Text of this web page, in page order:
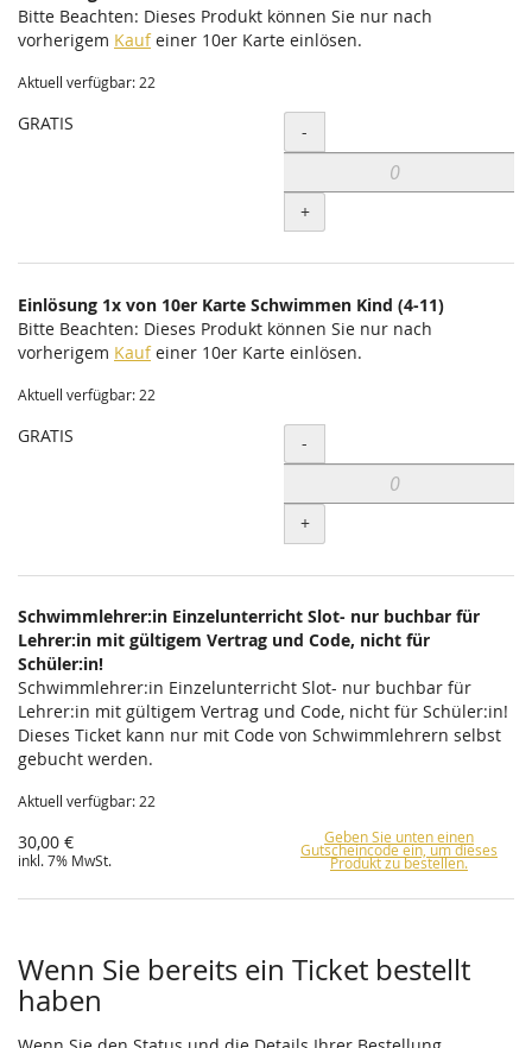
Bitte Beachten: Dieses Produkt können Sie nur nach
vorherigem Kaufeiner 10er Karte einlösen.
Aktuell verfügbar: 22
GRATIS Menge
-
+
Einlösung 1x von 10er Karte Schwimmen Kind (4-11)
Bitte Beachten: Dieses Produkt können Sie nur nach
vorherigem Kaufeiner 10er Karte einlösen.
Aktuell verfügbar: 22
GRATIS Menge
-
+
Schwimmlehrer:in Einzelunterricht Slot- nur buchbar für
Lehrer:in mit gültigem Vertrag und Code, nicht für
Schüler:in!
Schwimmlehrer:in Einzelunterricht Slot- nur buchbar für
Lehrer:in mit gültigem Vertrag und Code, nicht für Schüler:in!
Dieses Ticket kann nur mit Code von Schwimmlehrern selbst
gebucht werden.
Aktuell verfügbar: 22
30,00 €
inkl. 7% MwSt.
Geben Sie unten einen
Gutscheincode ein, um dieses
Produkt zu bestellen.
Wenn Sie bereits ein Ticket bestellt
haben